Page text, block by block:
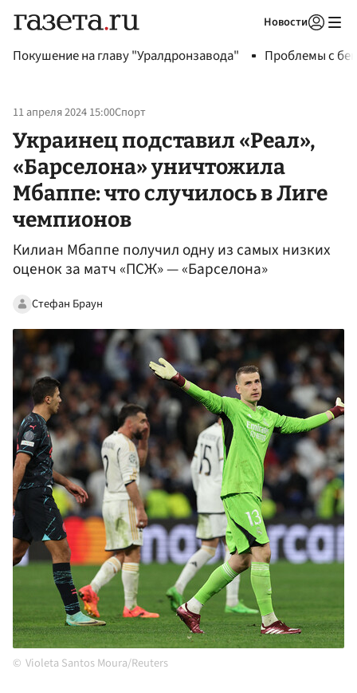
Новости
Покушение на главу "Уралдронзавода" Проблемы с
11 апреля 2024 15:00Спорт
Украинец подставил «Реал»,
«Барселона» уничтожила
Мбаппе: что случилось в Лиге
чемпионов
Килиан Мбаппе получил одну из самых низких
оценок за матч «ПСЖ» — «Барселона»
Стефан Браун
Violeta Santos Moura/Reuters